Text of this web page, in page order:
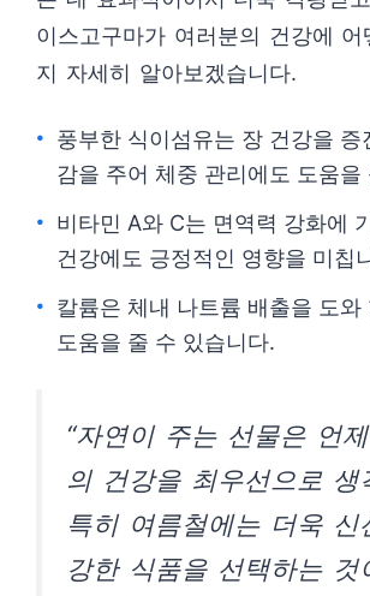
이스고구마가 여러분의 건강에 어
지 자세히 알아보겠습니다.
풍부한 식이섬유는 장 건강을 증
감을 주어 체중 관리에도 도움을
비타민 A와 C는 면역력 강화에
건강에도 긍정적인 영향을 미칩
칼륨은 체내 나트륨 배출을 도와
도움을 줄 수 있습니다.
“자연이 주는 선물은 언
의 건강을 최우선으로 생
특히 여름철에는 더욱 신
강한 식품을 선택하는 것